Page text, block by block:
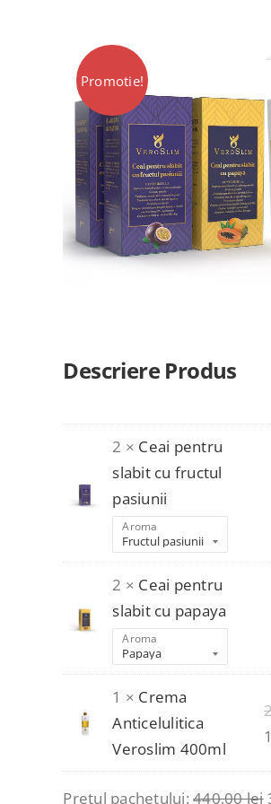
Locatii Veroslim
Promotie!
Descriere Produs
2 × Ceai pentru
slabit cu fructul
pasiunii
Aroma
2 × Ceai pentru
slabit cu papaya
Aroma
1 × Crema
Anticelulitica
Veroslim 400ml
Prețul pachetului: 440,00lei